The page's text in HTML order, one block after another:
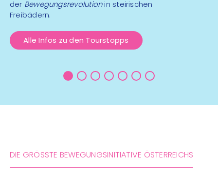
der Bewegungsrevolutionin steirischen
Freibädern.
Alle Infos zu den Tourstopps
DIE GRÖSSTE BEWEGUNGSINITIATIVE ÖSTERREICHS